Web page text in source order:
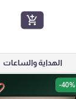
add_shopping_cart
الهداية والساعات
-40%